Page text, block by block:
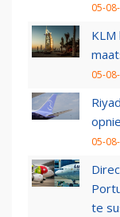
05-
05-
05-
te